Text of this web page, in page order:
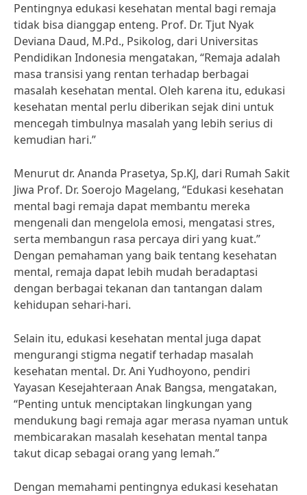
Pentingnya edukasi kesehatan mental bagi remaja
tidak bisa dianggap enteng. Prof. Dr. Tjut Nyak
Deviana Daud, M.Pd., Psikolog, dari Universitas
Pendidikan Indonesia mengatakan, “Remaja adalah
masa transisi yang rentan terhadap berbagai
masalah kesehatan mental. Oleh karena itu, edukasi
kesehatan mental perlu diberikan sejak dini untuk
mencegah timbulnya masalah yang lebih serius di
kemudian hari.”
Menurut dr. Ananda Prasetya, Sp.KJ, dari Rumah Sakit
Jiwa Prof. Dr. Soerojo Magelang, “Edukasi kesehatan
mental bagi remaja dapat membantu mereka
mengenali dan mengelola emosi, mengatasi stres,
serta membangun rasa percaya diri yang kuat.”
Dengan pemahaman yang baik tentang kesehatan
mental, remaja dapat lebih mudah beradaptasi
dengan berbagai tekanan dan tantangan dalam
kehidupan sehari-hari.
Selain itu, edukasi kesehatan mental juga dapat
mengurangi stigma negatif terhadap masalah
kesehatan mental. Dr. Ani Yudhoyono, pendiri
Yayasan Kesejahteraan Anak Bangsa, mengatakan,
“Penting untuk menciptakan lingkungan yang
mendukung bagi remaja agar merasa nyaman untuk
membicarakan masalah kesehatan mental tanpa
takut dicap sebagai orang yang lemah.”
Dengan memahami pentingnya edukasi kesehatan